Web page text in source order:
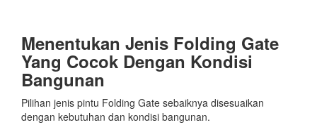
Menentukan Jenis Folding Gate
Yang Cocok Dengan Kondisi
Bangunan
Pilihan jenis pintu Folding Gate sebaiknya disesuaikan
dengan kebutuhan dan kondisi bangunan.